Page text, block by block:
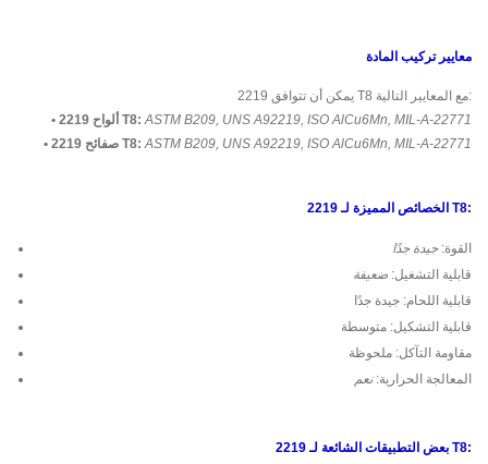
معايير تركيب المادة
يمكن أن تتوافق 2219 T8 مع المعايير التالية:
• ألواح 2219 T8: ASTM B209, UNS A92219, ISO AlCu6Mn, MIL-A-22771
• صفائح 2219 T8: ASTM B209, UNS A92219, ISO AlCu6Mn, MIL-A-22771
الخصائص المميزة لـ 2219 T8:
القوة:جيدة جدًا
قابلية التشغيل: ضعيفة
قابلية اللحام: جيدة جدًا
قابلية التشكيل: متوسطة
مقاومة التآكل: ملحوظة
المعالجة الحرارية:نعم
بعض التطبيقات الشائعة لـ 2219 T8: